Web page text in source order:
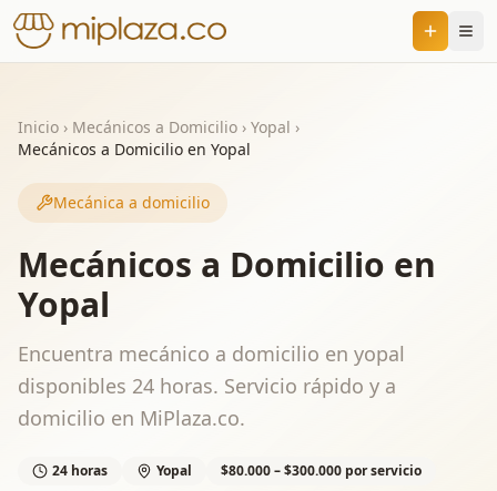
Inicio › Mecánicos a Domicilio › Yopal ›
Mecánicos a Domicilio en Yopal
Mecánica a domicilio
Mecánicos a Domicilio en
Yopal
Encuentra mecánico a domicilio en yopal
disponibles 24 horas. Servicio rápido y a
domicilio en MiPlaza.co.
24 horas Yopal $80.000 – $300.000 por servicio